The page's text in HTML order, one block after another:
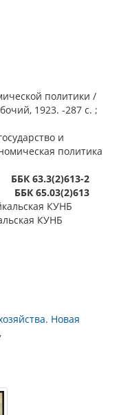
политики /
1923. -287 с. ;
и
политика
ББК 63.3(2)613-2
ББК 65.03(2)613
КУНБ
КУНБ
Новая